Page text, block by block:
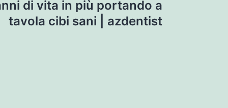
di vita in più portando a
tavola cibi sani | azdentist